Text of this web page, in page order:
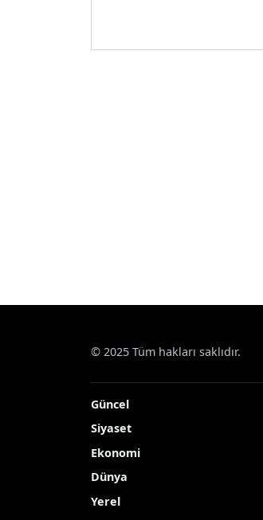
© 2025 Tüm hakları saklıdır.
Güncel
Siyaset
Ekonomi
Dünya
Yerel